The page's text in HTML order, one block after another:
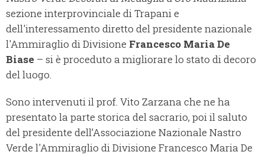
sezione interprovinciale di Trapani e
dell'interessamento diretto del presidente nazionale
l'Ammiraglio di Divisione Francesco Maria De
Biase – si è proceduto a migliorare lo stato di decoro
del luogo.
Sono intervenuti il prof. Vito Zarzana che ne ha
presentato la parte storica del sacrario, poi il saluto
del presidente dell’Associazione Nazionale Nastro
Verde l'Ammiraglio di Divisione Francesco Maria De